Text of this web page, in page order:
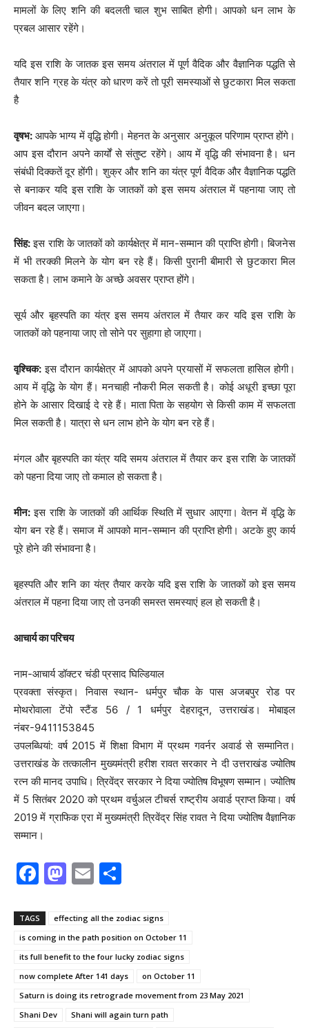
मामलों के लिए शनि की बदलती चाल शुभ साबित होगी। आपको धन लाभ के
प्रबल आसार रहेंगे।
यदि इस राशि के जातक इस समय अंतराल में पूर्ण वैदिक और वैज्ञानिक पद्धति से
तैयार शनि ग्रह के यंत्र को धारण करें तो पूरी समस्याओं से छुटकारा मिल सकता
है
वृषभ: आपके भाग्य में वृद्धि होगी। मेहनत के अनुसार अनुकूल परिणाम प्राप्त होंगे।
आप इस दौरान अपने कार्यों से संतुष्ट रहेंगे। आय में वृद्धि की संभावना है। धन
संबंधी दिक्कतें दूर होंगी। शुक्र और शनि का यंत्र पूर्ण वैदिक और वैज्ञानिक पद्धति
से बनाकर यदि इस राशि के जातकों को इस समय अंतराल में पहनाया जाए तो
जीवन बदल जाएगा।
सिंह:इस राशि के जातकों को कार्यक्षेत्र में मान-सम्मान की प्राप्ति होगी। बिजनेस
में भी तरक्की मिलने के योग बन रहे हैं। किसी पुरानी बीमारी से छुटकारा मिल
सकता है। लाभ कमाने के अच्छे अवसर प्राप्त होंगे।
सूर्य और बृहस्पति का यंत्र इस समय अंतराल में तैयार कर यदि इस राशि के
जातकों को पहनाया जाए तो सोने पर सुहागा हो जाएगा।
वृश्चिक: इस दौरान कार्यक्षेत्र में आपको अपने प्रयासों में सफलता हासिल होगी।
आय में वृद्धि के योग हैं। मनचाही नौकरी मिल सकती है। कोई अधूरी इच्छा पूरा
होने के आसार दिखाई दे रहे हैं। माता पिता के सहयोग से किसी काम में सफलता
मिल सकती है। यात्रा से धन लाभ होने के योग बन रहे हैं।
मंगल और बृहस्पति का यंत्र यदि समय अंतराल में तैयार कर इस राशि के जातकों
को पहना दिया जाए तो कमाल हो सकता है।
मीन: इस राशि के जातकों की आर्थिक स्थिति में सुधार आएगा। वेतन में वृद्धि के
योग बन रहे हैं। समाज में आपको मान-सम्मान की प्राप्ति होगी। अटके हुए कार्य
पूरे होने की संभावना है।
बृहस्पति और शनि का यंत्र तैयार करके यदि इस राशि के जातकों को इस समय
अंतराल में पहना दिया जाए तो उनकी समस्त समस्याएं हल हो सकती है।
आचार्य का परिचय
नाम-आचार्य डॉक्टर चंडी प्रसाद घिल्डियाल
प्रवक्ता संस्कृत। निवास स्थान- धर्मपुर चौक के पास अजबपुर रोड पर
मोथरोवाला टेंपो स्टैंड 56 / 1 धर्मपुर देहरादून, उत्तराखंड। मोबाइल
नंबर-9411153845
उपलब्धियां: वर्ष 2015 में शिक्षा विभाग में प्रथम गवर्नर अवार्ड से सम्मानित।
उत्तराखंड के तत्कालीन मुख्यमंत्री हरीश रावत सरकार ने दी उत्तराखंड ज्योतिष
रत्न की मानद उपाधि। त्रिवेंद्र सरकार ने दिया ज्योतिष विभूषण सम्मान। ज्योतिष
में 5 सितंबर 2020 को प्रथम वर्चुअल टीचर्स राष्ट्रीय अवार्ड प्राप्त किया। वर्ष
2019 में ग्राफिक एरा में मुख्यमंत्री त्रिवेंद्र सिंह रावत ने दिया ज्योतिष वैज्ञानिक
सम्मान।
F
c
e
b
o
o
M
st
o
d
o
n
E
ai
l
ar
e
TAGS
effecting all the zodiac signs
is coming in the path position on October 11
its full benefit to the four lucky zodiac signs
now complete After 141 days
on October 11
Saturn is doing its retrograde movement from 23 May 2021
Shani Dev
Shani will again turn path